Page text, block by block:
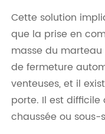
Cette solution
que la prise en
masse du
de fermeture
venteuses, et il
porte. Il est
chaussée ou sous-